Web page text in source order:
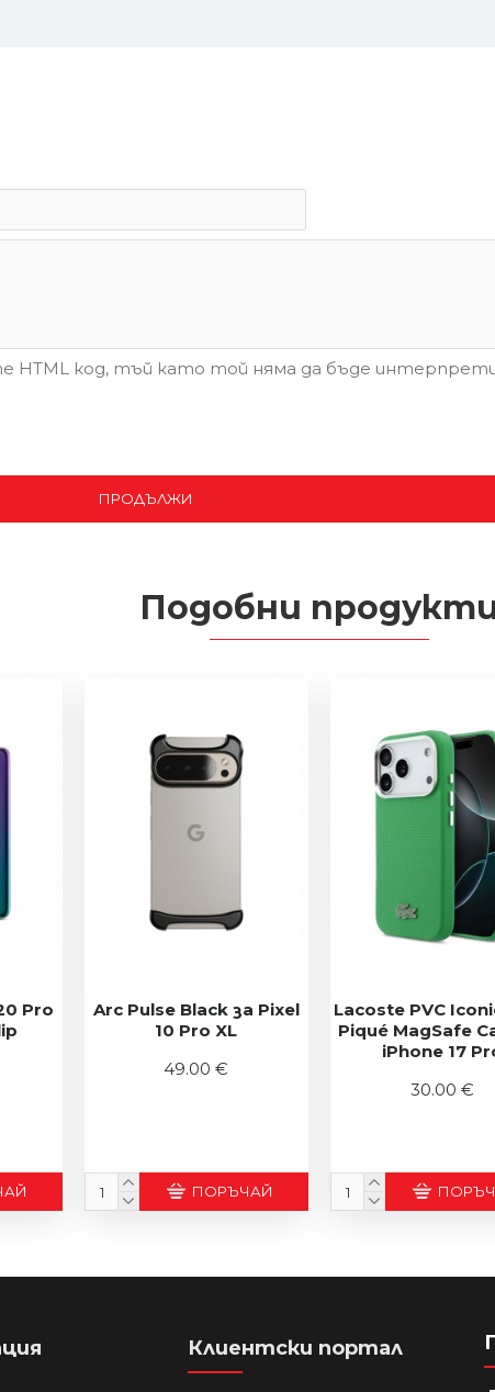
HTML код, тъй като той няма да бъде
ПРОДЪЛЖИ
Подобни
Pro
Arc Pulse Black за Pixel
10 Pro XL
49.00 €
ПОРЪЧАЙ
Lacoste PVC
Piqué MagSafe
iPhone 17
30.00 €
Клиентски портал